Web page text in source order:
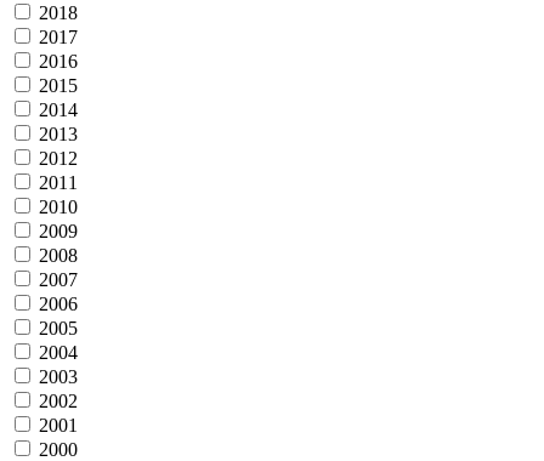
2018
2017
2016
2015
2014
2013
2012
2011
2010
2009
2008
2007
2006
2005
2004
2003
2002
2001
2000